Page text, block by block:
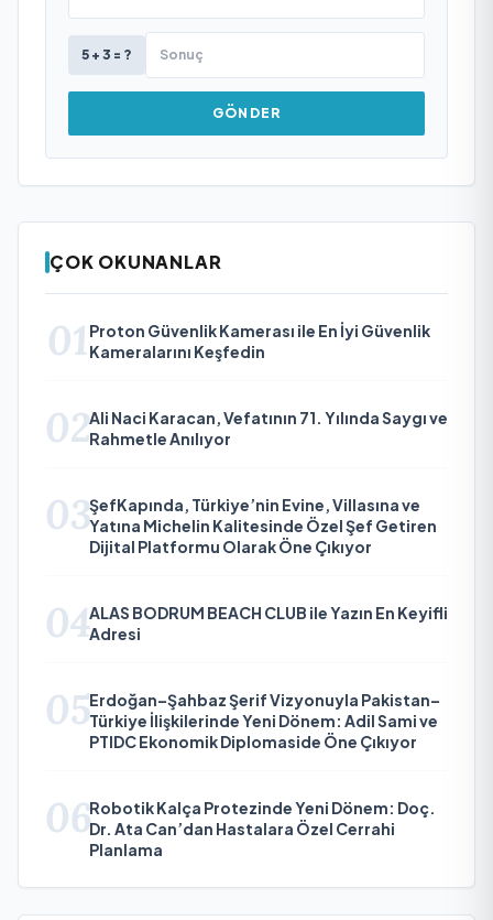
5 + 3 = ?
GÖNDER
ÇOK OKUNANLAR
01 Proton Güvenlik Kamerası ile En İyi Güvenlik
Kameralarını Keşfedin
02Ali Naci Karacan, Vefatının 71. Yılında Saygı ve
Rahmetle Anılıyor
03ŞefKapında, Türkiye’nin Evine, Villasına ve
Yatına Michelin Kalitesinde Özel Şef Getiren
Dijital Platformu Olarak Öne Çıkıyor
04ALAS BODRUM BEACH CLUB ile Yazın En Keyifli
Adresi
05Erdoğan–Şahbaz Şerif Vizyonuyla Pakistan–
Türkiye İlişkilerinde Yeni Dönem: Adil Sami ve
PTIDC Ekonomik Diplomaside Öne Çıkıyor
06Robotik Kalça Protezinde Yeni Dönem: Doç.
Dr. Ata Can’dan Hastalara Özel Cerrahi
Planlama